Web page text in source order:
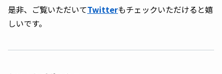
是非、ご覧いただいてTwitterもチェックいただけると嬉
しいです。